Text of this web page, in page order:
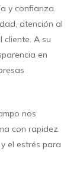
y confianza.
atención al
cliente. A su
en
nos
con rapidez
el estrés para